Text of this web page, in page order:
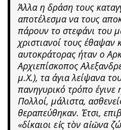
Άλλα η δράση τους
αποτέλεσμα να τους
πάρουν το στεφάνι του
χριστιανοί τους έθαψαν
αυτοκράτορας ήταν ο
Αρχιεπίσκοπος
μ.Χ.), τα άγια λείψανα
πανηγυρικό τρόπο έγινε
Πολλοί, μάλιστα,
θεραπεύθηκαν. Έτσι,
«δίκαιοι εἰς τὸν αἰῶνα